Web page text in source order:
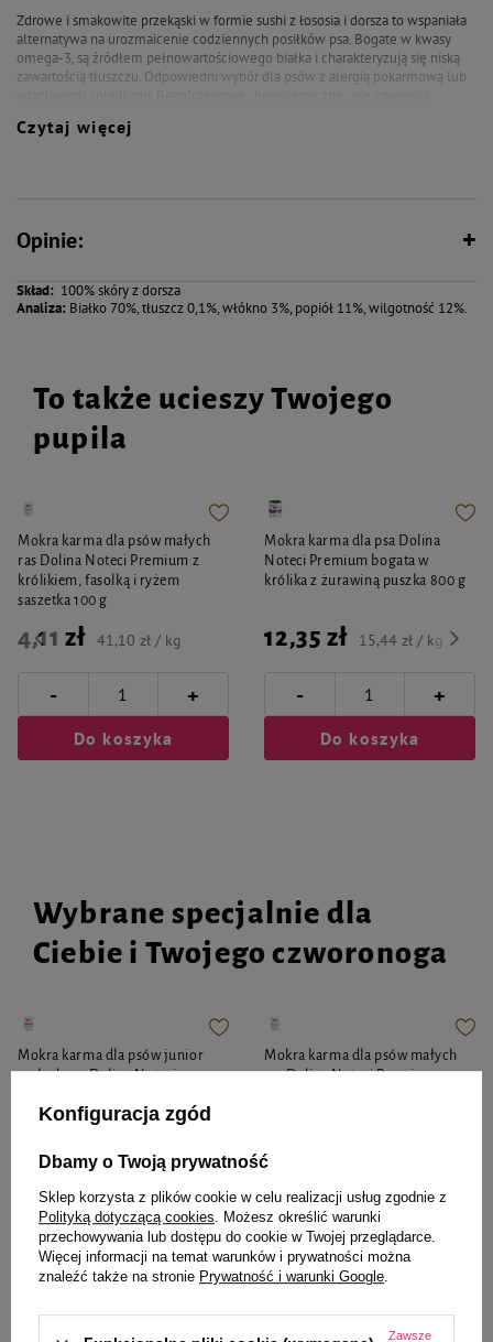
Zdrowe i smakowite przekąski w formie sushi z łososia i dorsza to wspaniała
alternatywa na urozmaicenie codziennych posiłków psa. Bogate w kwasy
omega-3, są źródłem pełnowartościowego białka i charakteryzują się niską
zawartością tłuszczu. Odpowiedni wybór dla psów z alergią pokarmową lub
zawartość tłuszczu i wysoka zawartość białka.
Czytaj więcej
Opinie:
Skład: 100% skóry z dorsza
Analiza: Białko 70%, tłuszcz 0,1%, włókno 3%, popiół 11%, wilgotność 12%.
To także ucieszy Twojego
pupila
Mokra karma dla psów małych
ras Dolina Noteci Premium z
królikiem, fasolką i ryżem
saszetka 100 g
4,11 zł 41,10 zł / kg
- +
Do koszyka
Mokra karma dla psa Dolina
Noteci Premium bogata w
królika z żurawiną puszka 800 g
12,35 zł 15,44 zł / kg
- +
Do koszyka
Wybrane specjalnie dla
Ciebie i Twojego czworonoga
Mokra karma dla psów junior
małych ras Dolina Noteci
z wątróbką z gęsi 100 g
4,11 zł 41,10 zł / kg
- +
Mokra karma dla psów małych
ras Dolina Noteci Premium z
4,11 zł 41,10 zł / kg
-
Konfiguracja zgód
Dbamy o Twoją prywatność
Sklep korzysta z plików cookie w celu realizacji usług zgodnie z
Polityką dotyczącą cookies . Możesz określić warunki
przechowywania lub dostępu do cookie w Twojej przeglądarce.
Więcej informacji na temat warunków i prywatności można
znaleźć także na stronie Prywatność i warunki Google
Zawsze